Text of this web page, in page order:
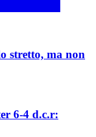
stretto, ma non
6-4 d.c.r: